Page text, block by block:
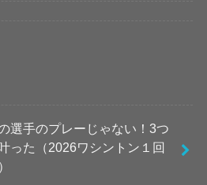
選手のプレーじゃない！3つ
った（2026ワシントン１回